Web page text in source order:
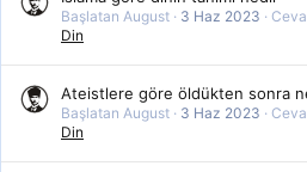
Başlatan August 3 Haz 2023
Din
Ateistlere göre öldükten sonra
Başlatan August 3 Haz 2023
Din